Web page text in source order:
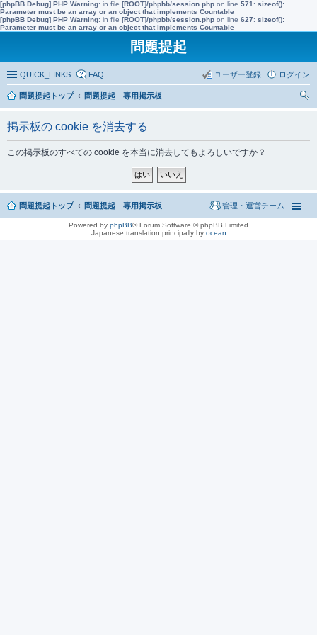
[phpBB Debug] PHP Warning: in file [ROOT]/phpbb/session.php on line 571 : sizeof():
Parameter must be an array or an object that implements Countable
[phpBB Debug] PHP Warning: in file [ROOT]/phpbb/session.php on line 627: sizeof():
Parameter must be an array or an object that implements Countable
問題提起
QUICK_LINKS FAQ ログイン
ユーザー登録
問題提起トップ
問題提起 専用掲示板
掲示板の cookie を消去する
この掲示板のすべての cookie を本当に消去してもよろしいですか？
問題提起トップ 問題提起 専用掲示板 管理・運営チーム
Powered by phpBB® Forum Software © phpBB Limited
Japanese translation principally by ocean